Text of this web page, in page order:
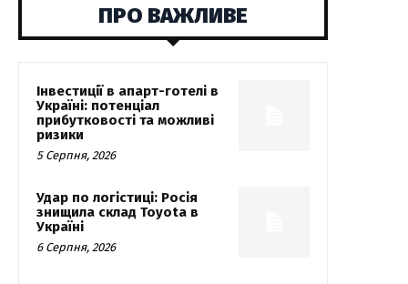
ПРО ВАЖЛИВЕ
Інвестиції в апарт-готелі в
Україні: потенціал
прибутковості та можливі
ризики
5 Серпня, 2026
Удар по логістиці: Росія
знищила склад Toyota в
Україні
6 Серпня, 2026